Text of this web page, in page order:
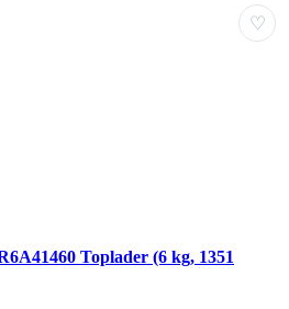
♡
Toplader (6 kg, 1351